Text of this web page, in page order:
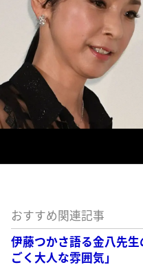
おすすめ関連記事
伊藤つかさ語る金八先
ごく大人な雰囲気」